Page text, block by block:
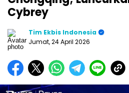
Cybrey
Tim Ekbis Indonesia
Jumat, 24 April 2026